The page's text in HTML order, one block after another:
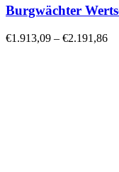
Burgwächter
€1.913,09 – €2.191,86